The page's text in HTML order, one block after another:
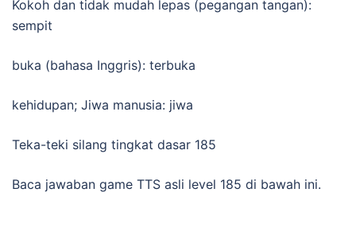
Kokoh dan tidak mudah lepas (pegangan tangan):
sempit
buka (bahasa Inggris): terbuka
kehidupan; Jiwa manusia: jiwa
Teka-teki silang tingkat dasar 185
Baca jawaban game TTS asli level 185 di bawah ini.